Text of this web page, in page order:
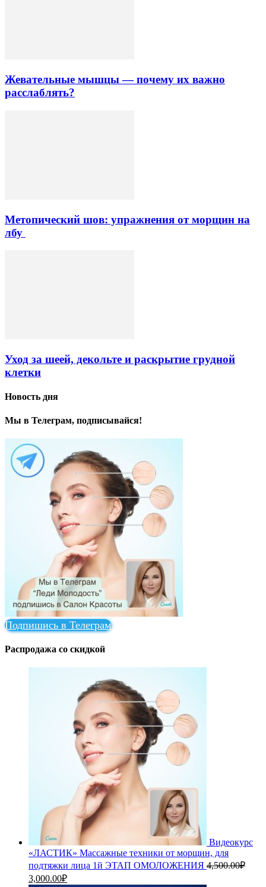
Жевательные мышцы — почему их важно
расслаблять?
Метопический шов: упражнения от морщин на
лбу
Уход за шеей, декольте и раскрытие грудной
клетки
Новость дня
Мы в Телеграм, подписывайся!
Подпишись в Телеграм
Распродажа со скидкой
Видеокурс
«ЛАСТИК» Массажные техники от морщин, для
подтяжки лица 1й ЭТАП ОМОЛОЖЕНИЯ 4,500.00₽
Первоначальная
3,000.00₽Текущая